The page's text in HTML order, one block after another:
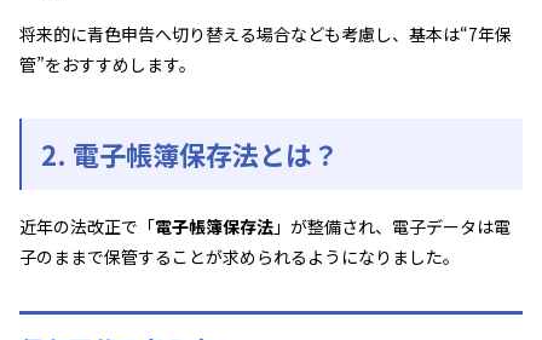
将来的に青色申告へ切り替える場合なども考慮し、基本は“7年保
管”をおすすめします。
2. 電子帳簿保存法とは？
近年の法改正で「電子帳簿保存法 」が整備され、電子データは電
子のままで保管することが求められるようになりました。